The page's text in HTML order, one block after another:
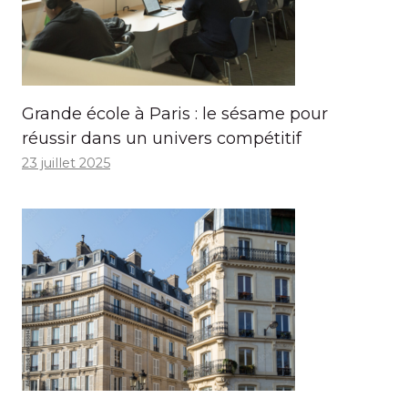
Grande école à Paris : le sésame pour
réussir dans un univers compétitif
23 juillet 2025